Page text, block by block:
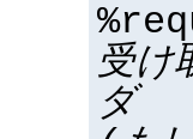
受け
ダ